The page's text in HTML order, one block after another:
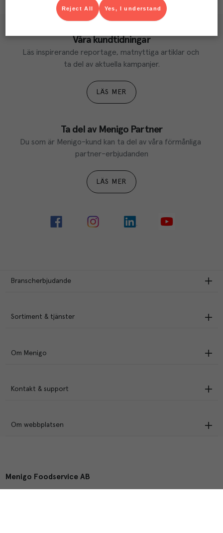
Våra kundtidningar
Läs inspirerande reportage, matnyttiga artiklar och
ta del av aktuella kampanjer.
LÄS MER
Ta del av Menigo Partner
Du som är Menigo-kund kan ta del av våra förmånliga
partner-erbjudanden
LÄS MER
Branscherbjudande
Sortiment & tjänster
Om Menigo
Kontakt & support
Om webbplatsen
Menigo Foodservice AB
Yes, I understand
Reject All